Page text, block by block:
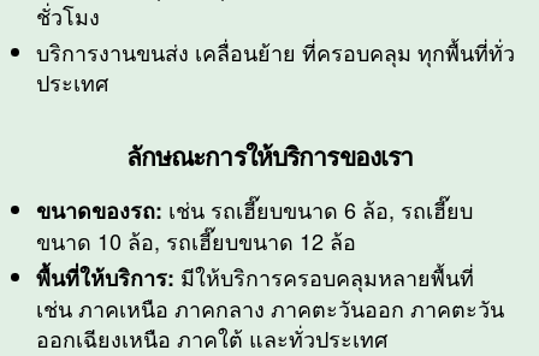
ชั่วโมง
บริการงานขนส่ง เคลื่อนย้าย ที่ครอบคลุม ทุกพื้นที่ทั่ว
ประเทศ
ลักษณะการให้บริการของเรา
ขนาดของรถ: เช่น รถเฮี๊ยบขนาด 6 ล้อ, รถเฮี๊ยบ
ขนาด 10 ล้อ, รถเฮี๊ยบขนาด 12 ล้อ
พื้นที่ให้บริการ: มีให้บริการครอบคลุมหลายพื้นที่
เช่น ภาคเหนือ ภาคกลาง ภาคตะวันออก ภาคตะวัน
ออกเฉียงเหนือ ภาคใต้ และทั่วประเทศ